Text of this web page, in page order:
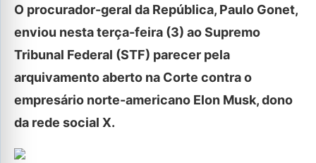
O procurador-geral da República, Paulo Gonet,
enviou nesta terça-feira (3) ao Supremo
Tribunal Federal (STF) parecer pela
arquivamento aberto na Corte contra o
empresário norte-americano Elon Musk, dono
da rede social X.